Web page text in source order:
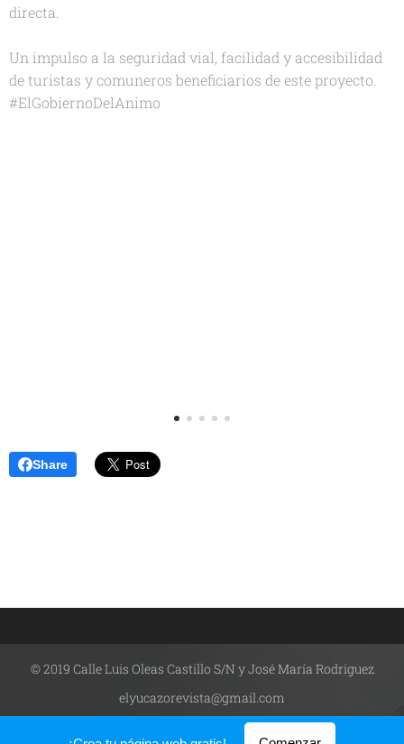
directa.
Un impulso a la seguridad vial, facilidad y accesibilidad
de turistas y comuneros beneficiarios de este proyecto.
#ElGobiernoDelAnimo
Share
© 2019 Calle Luis Oleas Castillo S/N y José María Rodriguez
elyucazorevista@gmail.com
Webnode